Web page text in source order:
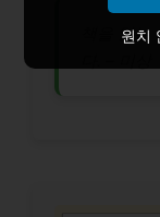
책을 읽
원치